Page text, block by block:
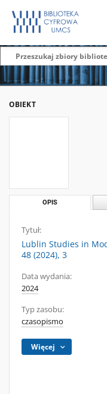
OBIEKT
OPIS
Tytuł:
Lublin Studies in
48 (2024), 3
Data wydania:
2024
Typ zasobu:
czasopismo
Więcej